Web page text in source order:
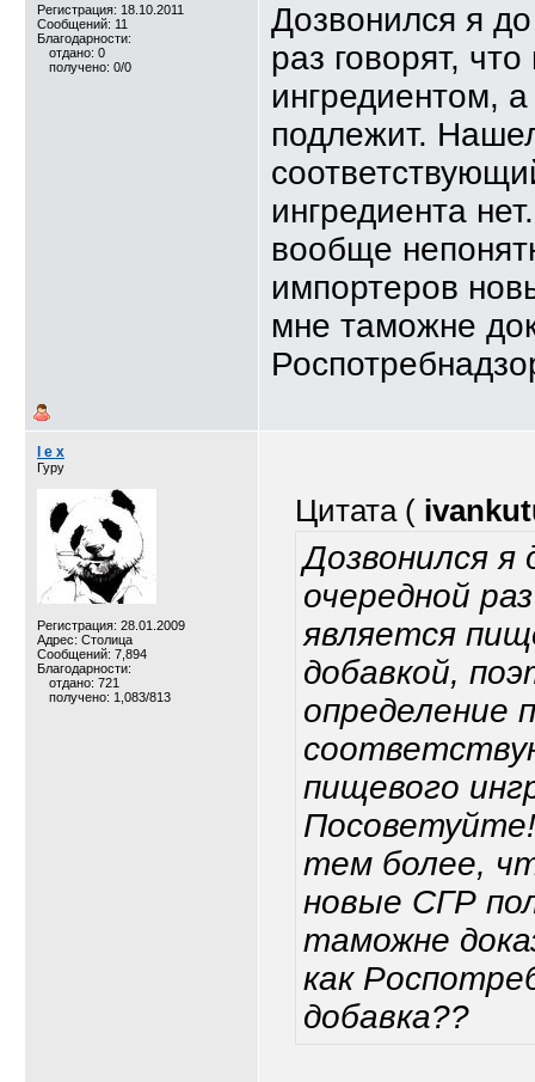
Регистрация: 18.10.2011
Сообщений: 11
Благодарности:
отдано: 0
получено: 0/0
Дозвонился я
раз говорят,
ингредиентом,
подлежит.
ингредиента
вообще
импортеров
мне таможне
l e x
Гуру
Регистрация: 28.01.2009
Адрес: Столица
Сообщений: 7,894
Благодарности:
отдано: 721
получено: 1,083/813
Цитата (
Дозвонился я
очередной
является
добавкой,
определение
пищевого
тем более,
новые СГР
таможне
как
добавка??